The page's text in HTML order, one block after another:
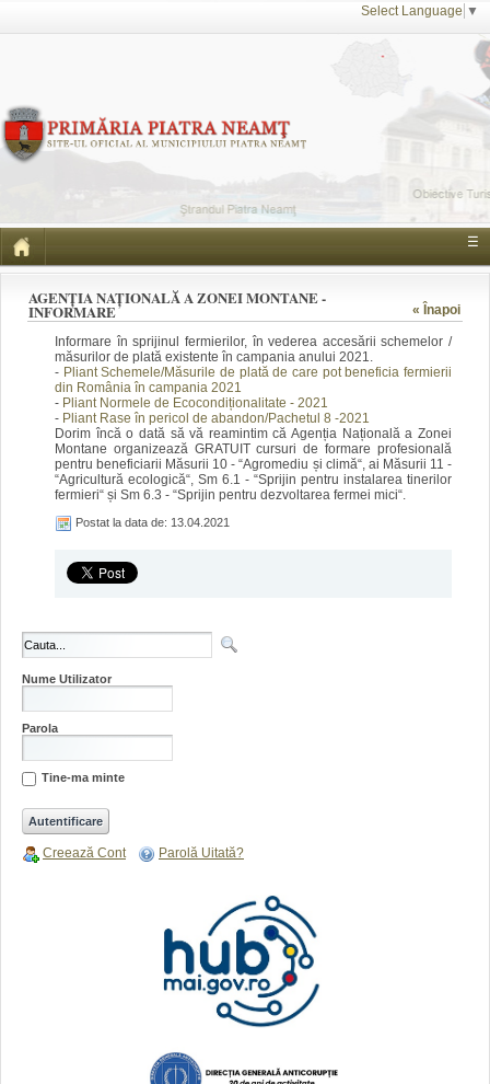
Select Language ▼
☰
« Înapoi
AGENȚIA NAȚIONALĂ A ZONEI MONTANE -
INFORMARE
Informare în sprijinul fermierilor, în vederea accesării schemelor /
măsurilor de plată existente în campania anului 2021.
- Pliant Schemele/Măsurile de plată de care pot beneficia fermierii
din România în campania 2021
- Pliant Normele de Ecocondiționalitate - 2021
- Pliant Rase în pericol de abandon/Pachetul 8 -2021
Dorim încă o dată să vă reamintim că Agenția Națională a Zonei
Montane organizează GRATUIT cursuri de formare profesională
pentru beneficiarii Măsurii 10 - “Agromediu și climă“, ai Măsurii 11 -
“Agricultură ecologică“, Sm 6.1 - “Sprijin pentru instalarea tinerilor
fermieri“ și Sm 6.3 - “Sprijin pentru dezvoltarea fermei mici“.
Postat la data de: 13.04.2021
Nume Utilizator
Parola
Tine-ma minte
Creează Cont Parolă Uitată?